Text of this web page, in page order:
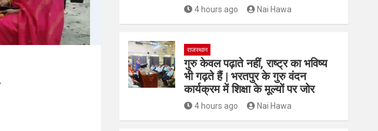
4 hours ago Nai Hawa
राजस्थान
गुरु केवल पढ़ाते नहीं, राष्ट्र का भविष्य
भी गढ़ते हैं | भरतपुर के गुरु वंदन
कार्यक्रम में शिक्षा के मूल्यों पर जोर
4 hours ago Nai Hawa